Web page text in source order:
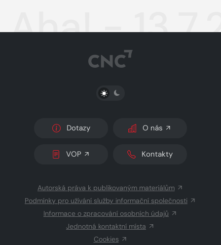
Aha! -
PŘEPNOUT SVĚTLÝ/TMAVÝ REŽIM
Dotazy O nás
VOP Kontakty
Autorská práva k publikovaným materiálům
Podmínky pro užívání služby informační společnosti
Informace o zpracování osobních údajů
Jednotná kontaktní místa
Cookies